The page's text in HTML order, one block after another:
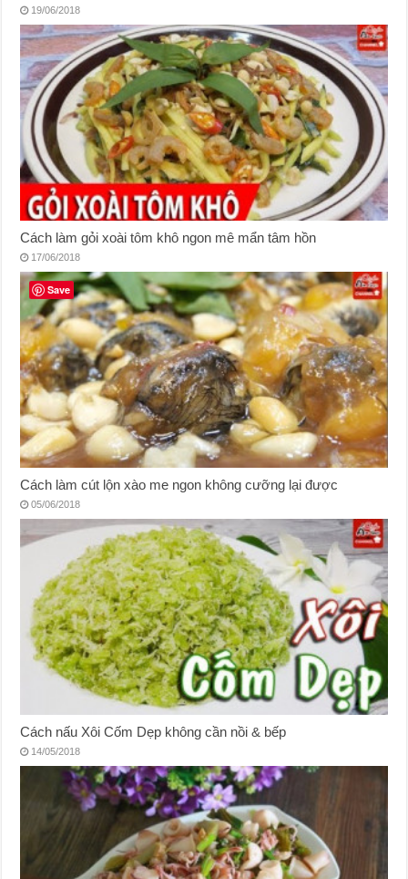
19/06/2018
Cách làm gỏi xoài tôm khô ngon mê mẩn tâm hồn
17/06/2018
Cách làm cút lộn xào me ngon không cưỡng lại được
05/06/2018
Cách nấu Xôi Cốm Dẹp không cần nồi & bếp
14/05/2018
Save